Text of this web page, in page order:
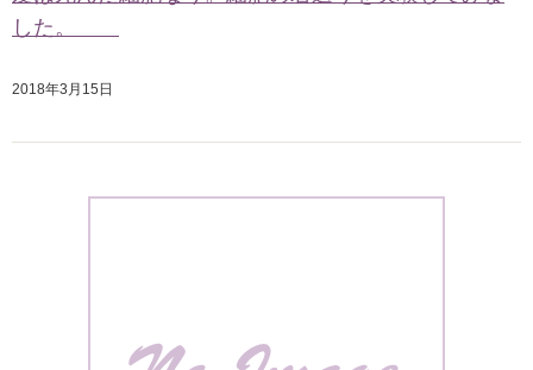
した。
2018年3月15日